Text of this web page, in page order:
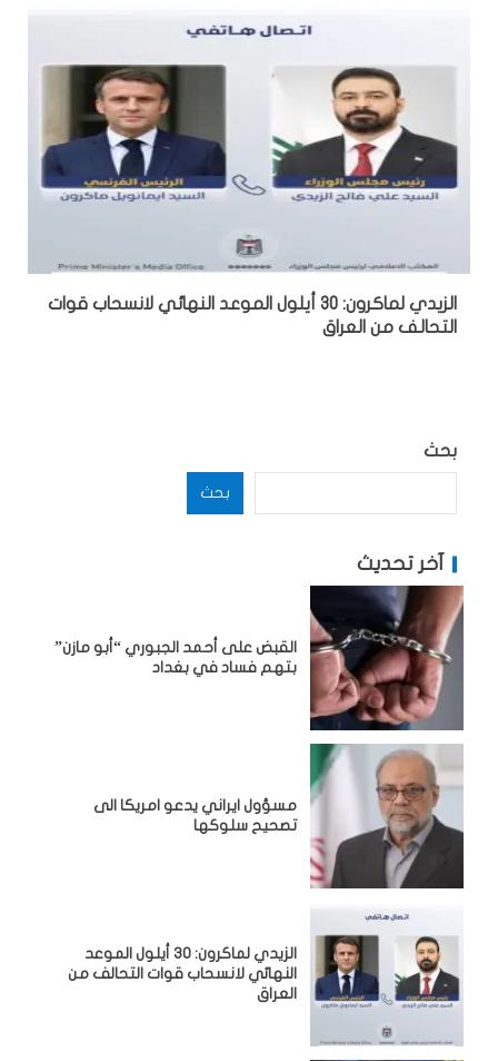
الزيدي لماكرون: 30 أيلول الموعد النهائي لانسحاب قوات
التحالف من العراق
بحث
بحث
آخر تحديث
القبض على أحمد الجبوري “أبو مازن”
بتهم فساد في بغداد
مسؤول ايراني يدعو امريكا الى
تصحيح سلوكها
الزيدي لماكرون: 30 أيلول الموعد
النهائي لانسحاب قوات التحالف من
العراق